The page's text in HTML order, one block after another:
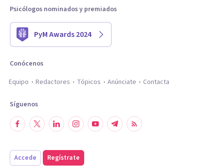
Psicólogos nominados y premiados
PyM Awards 2024
Conócenos
Equipo
Redactores Tópicos Anúnciate Contacta
Síguenos
Accede Regístrate